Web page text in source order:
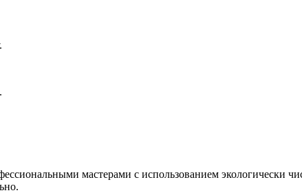
мастерами с использованием экологически